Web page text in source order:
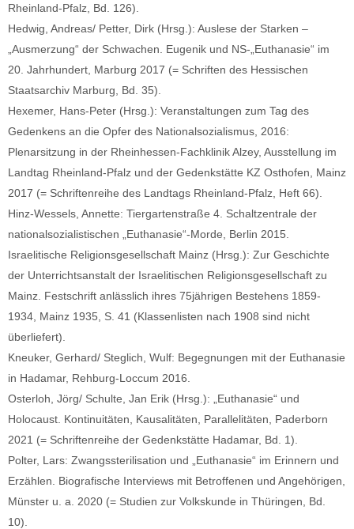
Rheinland-Pfalz, Bd. 126).
Hedwig, Andreas/ Petter, Dirk (Hrsg.): Auslese der Starken –
„Ausmerzung“ der Schwachen. Eugenik und NS-„Euthanasie“ im
20. Jahrhundert, Marburg 2017 (= Schriften des Hessischen
Staatsarchiv Marburg, Bd. 35).
Hexemer, Hans-Peter (Hrsg.): Veranstaltungen zum Tag des
Gedenkens an die Opfer des Nationalsozialismus, 2016:
Plenarsitzung in der Rheinhessen-Fachklinik Alzey, Ausstellung im
Landtag Rheinland-Pfalz und der Gedenkstätte KZ Osthofen, Mainz
2017 (= Schriftenreihe des Landtags Rheinland-Pfalz, Heft 66).
Hinz-Wessels, Annette: Tiergartenstraße 4. Schaltzentrale der
nationalsozialistischen „Euthanasie“-Morde, Berlin 2015.
Israelitische Religionsgesellschaft Mainz (Hrsg.): Zur Geschichte
der Unterrichtsanstalt der Israelitischen Religionsgesellschaft zu
Mainz. Festschrift anlässlich ihres 75jährigen Bestehens 1859-
1934, Mainz 1935, S. 41 (Klassenlisten nach 1908 sind nicht
überliefert).
Kneuker, Gerhard/ Steglich, Wulf: Begegnungen mit der Euthanasie
in Hadamar, Rehburg-Loccum 2016.
Osterloh, Jörg/ Schulte, Jan Erik (Hrsg.): „Euthanasie“ und
Holocaust. Kontinuitäten, Kausalitäten, Parallelitäten, Paderborn
2021 (= Schriftenreihe der Gedenkstätte Hadamar, Bd. 1).
Polter, Lars: Zwangssterilisation und „Euthanasie“ im Erinnern und
Erzählen. Biografische Interviews mit Betroffenen und Angehörigen,
Münster u. a. 2020 (= Studien zur Volkskunde in Thüringen, Bd.
10).